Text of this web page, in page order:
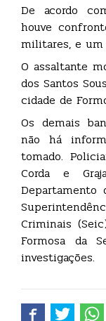
De acordo
houve
militares, e
O assaltante
dos Santos
cidade de
Os demais
não há
tomado.
Corda e
Departamento
Criminais
Formosa da
investigações.